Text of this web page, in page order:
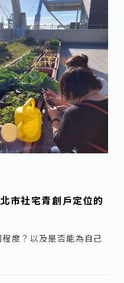
市社宅青創戶定位的
度？以及是否能為自己